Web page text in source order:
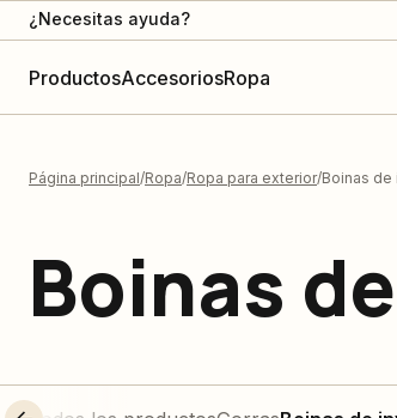
¿Necesitas ayuda?
ProductosAccesoriosRopa
Página principal Ropa Ropa para exterior Boinas de
Boinas